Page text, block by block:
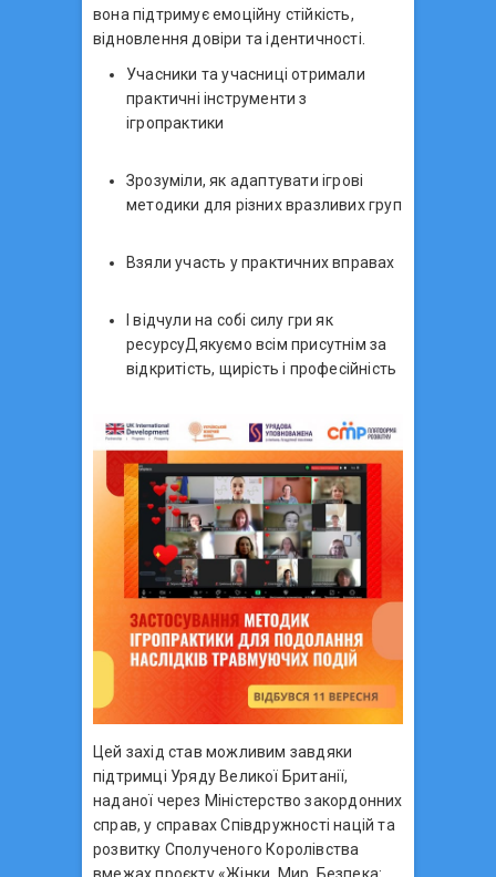
вона підтримує емоційну стійкість,
відновлення довіри та ідентичності.
Учасники та учасниці отримали
практичні інструменти з
ігропрактики
Зрозуміли, як адаптувати ігрові
методики для різних вразливих груп
Взяли участь у практичних вправах
І відчули на собі силу гри як
ресурсуДякуємо всім присутнім за
відкритість, щирість і професійність
Цей захід став можливим завдяки
підтримці Уряду Великої Британії,
наданої через Міністерство закордонних
справ, у справах Співдружності націй та
розвитку Сполученого Королівства
вмежах проєкту «Жінки. Мир. Безпека: